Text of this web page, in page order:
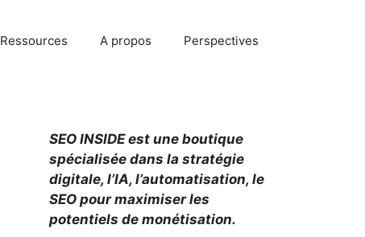
Ressources A propos Perspectives
SEO INSIDE est une boutique
spécialisée dans la stratégie
digitale, l’IA, l’automatisation, le
SEO pour maximiser les
potentiels de monétisation.